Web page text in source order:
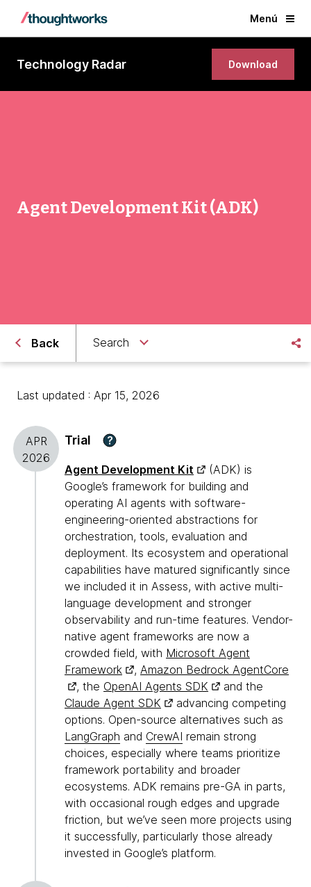
Menú
Technology Radar Download
Agent Development Kit (ADK)
Back Search
Last updated : Apr 15, 2026
APR
2026
Trial ?
Agent Development Kit
(ADK) is
Google’s framework for building and
operating AI agents with software-
engineering-oriented abstractions for
orchestration, tools, evaluation and
deployment. Its ecosystem and operational
capabilities have matured significantly since
we included it in Assess, with active multi-
language development and stronger
observability and run-time features. Vendor-
native agent frameworks are now a
crowded field, with Microsoft Agent
Framework
, Amazon Bedrock AgentCore
, the OpenAI Agents SDK
and the
Claude Agent SDK
advancing competing
options. Open-source alternatives such as
LangGraph and CrewAI remain strong
choices, especially where teams prioritize
framework portability and broader
ecosystems. ADK remains pre-GA in parts,
with occasional rough edges and upgrade
friction, but we’ve seen more projects using
it successfully, particularly those already
invested in Google’s platform.